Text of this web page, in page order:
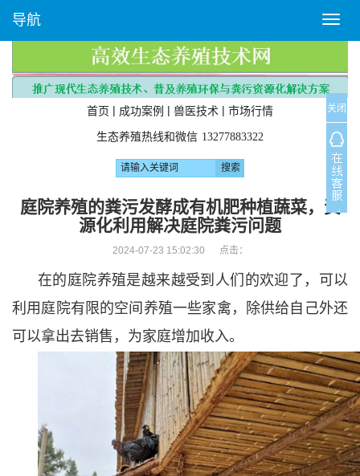
T
o
g
l
e
n
a
v
i
g
a
n
导航
首页 | 成功案例 | 兽医技术 | 市场行情
生态养殖热线和微信 13277883322
庭院养殖的粪污发酵成有机肥种植蔬菜，资
源化利用解决庭院粪污问题
2024-07-23 15:02:30 点击：
在的庭院养殖是越来越受到人们的欢迎了，可以
利用庭院有限的空间养殖一些家禽，除供给自己外还
可以拿出去销售，为家庭增加收入。
关闭